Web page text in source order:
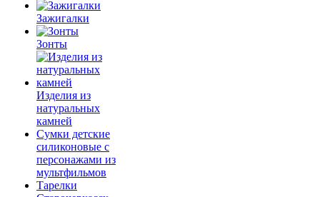
Зажигалки
Зонты
Изделия из
натуральных
камней
Сумки детские
силиконовые с
персонажами из
мультфильмов
Тарелки